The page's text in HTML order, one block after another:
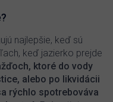
najlepšie, keď sú
keď jazierko prejde
ktoré do vody
alebo po likvidácii
rýchlo spotrebováva